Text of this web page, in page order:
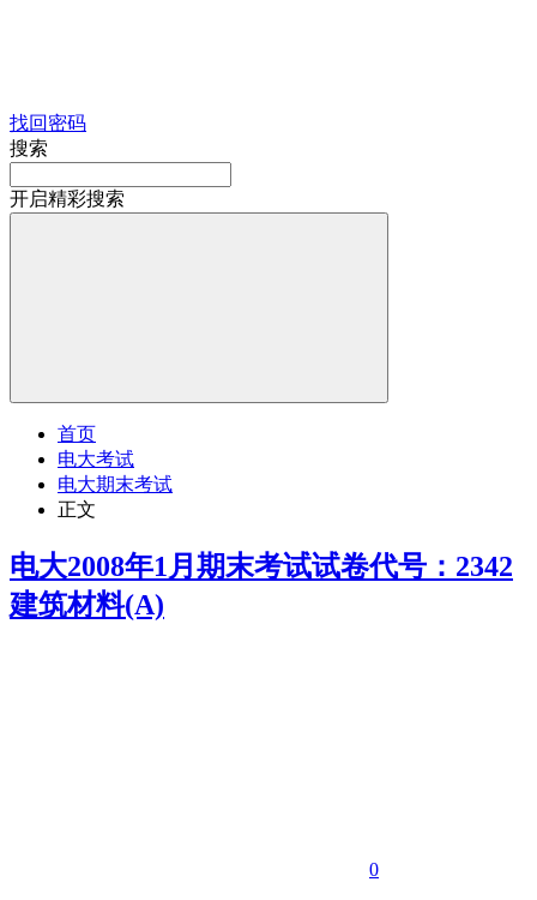
找回密码
搜索
开启精彩搜索
首页
电大考试
电大期末考试
正文
电大2008年1月期末考试试卷代号：2342
建筑材料(A)
0